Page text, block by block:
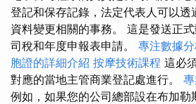
登記和保存記錄，法定代表人可以透
資料變更相關的事務。 這是發送正
司稅和年度申報表申請。 專注數據
胞證的詳細介紹 按摩技術課程 這必
對應的當地主管商業登記處進行。
例如，如果您的公司總部設在布加勒